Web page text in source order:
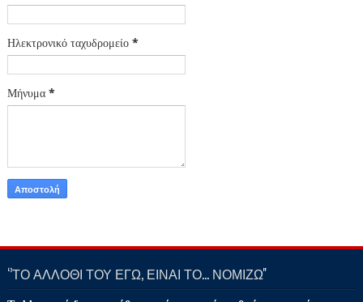
Ηλεκτρονικό ταχυδρομείο *
Μήνυμα *
‘’ΤΟ ΑΛΛΟΘΙ ΤΟΥ ΕΓΩ, ΕΙΝΑΙ ΤΟ… ΝΟΜΙΖΩ''